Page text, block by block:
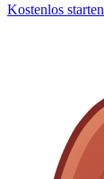
Kostenlos starten